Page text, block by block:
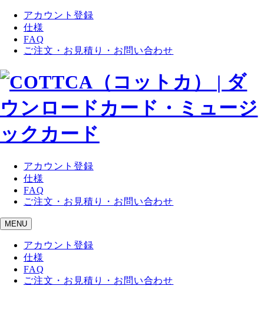
アカウント登録
仕様
FAQ
ご注文・お見積り・お問い合わせ
アカウント登録
仕様
FAQ
ご注文・お見積り・お問い合わせ
MENU
アカウント登録
仕様
FAQ
ご注文・お見積り・お問い合わせ